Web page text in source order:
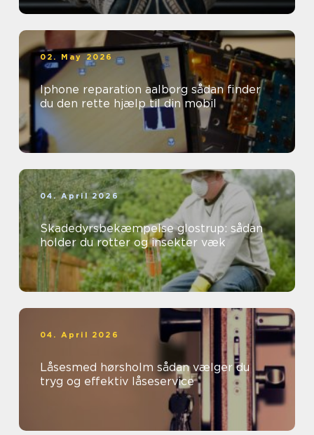
02. May 2026
Iphone reparation aalborg sådan finder
du den rette hjælp til din mobil
04. April 2026
Skadedyrsbekæmpelse glostrup: sådan
holder du rotter og insekter væk
04. April 2026
Låsesmed hørsholm sådan vælger du
tryg og effektiv låseservice